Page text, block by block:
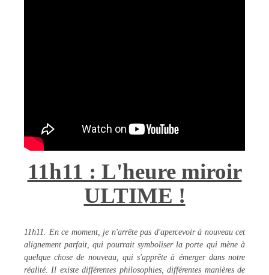
11h11 : L'heure miroir
ULTIME !
11h11. En ce moment, je n'arrête pas d'apercevoir à nouveau cet
alignement parfait, qui pourrait symboliser la porte qui mène à
quelque chose de nouveau, qui s'apprête à émerger dans notre
réalité. Il existe différentes philosophies, différentes manières de